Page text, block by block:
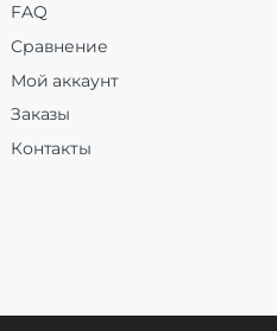
FAQ
Сравнение
Мой аккаунт
Заказы
Контакты